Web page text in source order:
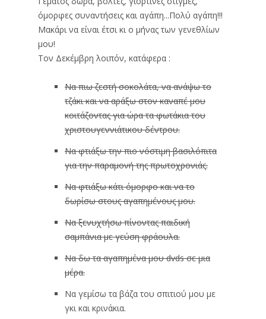
όμορφες συναντήσεις και αγάπη...Πολύ αγάπη!!!
Μακάρι να είναι έτσι κι ο μήνας των γενεθλίων
μου!
Τον Δεκέμβρη λοιπόν, κατάφερα :
Να πιω ζεστή σοκολάτα, να ανάψω το
τζάκι και να αράξω στον καναπέ μου
κοιτάζοντας για ώρα τα φωτάκια του
χριστουγεννιάτικου δέντρου.
Να φτιάξω την πιο νόστιμη βασιλόπιτα
για την παραμονή της πρωτοχρονιάς.
Να φτιάξω κάτι όμορφο και να το
δωρίσω στους αγαπημένους μου.
Να ξενυχτήσω πίνοντας παιδική
σαμπάνια με γεύση φράουλα.
Να δω τα αγαπημένα μου dvds σε μια
μέρα.
Να γεμίσω τα βάζα του σπιτιού μου με
γκι και κρινάκια.